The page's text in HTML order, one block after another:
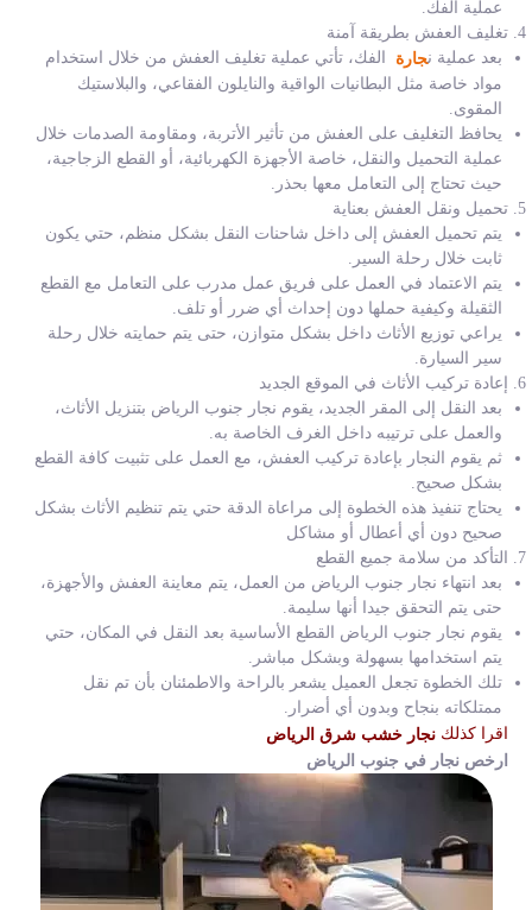
عملية الفك.
تغليف العفش بطريقة آمنة
بعد عملية نجارة الفك، تأتي عملية تغليف العفش من خلال استخدام
مواد خاصة مثل البطانيات الواقية والنايلون الفقاعي، والبلاستيك
المقوى.
يحافظ التغليف على العفش من تأثير الأتربة، ومقاومة الصدمات خلال
عملية التحميل والنقل، خاصة الأجهزة الكهربائية، أو القطع الزجاجية،
حيث تحتاج إلى التعامل معها بحذر.
تحميل ونقل العفش بعناية
يتم تحميل العفش إلى داخل شاحنات النقل بشكل منظم، حتي يكون
ثابت خلال رحلة السير.
يتم الاعتماد في العمل على فريق عمل مدرب على التعامل مع القطع
الثقيلة وكيفية حملها دون إحداث أي ضرر أو تلف.
يراعي توزيع الأثاث داخل بشكل متوازن، حتى يتم حمايته خلال رحلة
سير السيارة.
إعادة تركيب الأثاث في الموقع الجديد
بعد النقل إلى المقر الجديد، يقوم نجار جنوب الرياض بتنزيل الأثاث،
والعمل على ترتيبه داخل الغرف الخاصة به.
ثم يقوم النجار بإعادة تركيب العفش، مع العمل على تثبيت كافة القطع
بشكل صحيح.
يحتاج تنفيذ هذه الخطوة إلى مراعاة الدقة حتي يتم تنظيم الأثاث بشكل
صحيح دون أي أعطال أو مشاكل
التأكد من سلامة جميع القطع
بعد انتهاء نجار جنوب الرياض من العمل، يتم معاينة العفش والأجهزة،
حتى يتم التحقق جيدا أنها سليمة.
يقوم نجار جنوب الرياض القطع الأساسية بعد النقل في المكان، حتي
يتم استخدامها بسهولة وبشكل مباشر.
تلك الخطوة تجعل العميل يشعر بالراحة والاطمئنان بأن تم نقل
ممتلكاته بنجاح وبدون أي أضرار.
اقرا كذلك نجار خشب شرق الرياض
ارخص نجار في جنوب الرياض